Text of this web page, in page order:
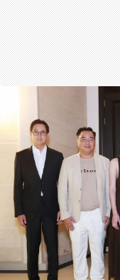
กีฬา
อาหาร, เครื่องดื่ม
ท่องเที่ยว
โรงแรม, ที่พัก
บ้าน, คอนโด, อสังหาฯ
ประกัน
สัตว์เลี้ยง
ไอที
โทรศัพท์มือถือ
เอไอ
การศึกษา
ศิลปะ, วัฒนธรรม